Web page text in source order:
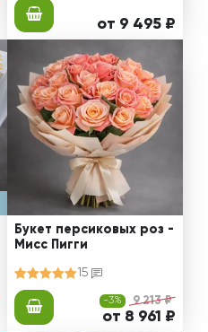
от 9 495 ₽
Букет персиковых роз -
Мисс Пигги
15
-3% 9 213 ₽
от 8 961 ₽